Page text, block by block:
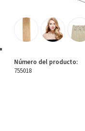
Número del producto:
755018